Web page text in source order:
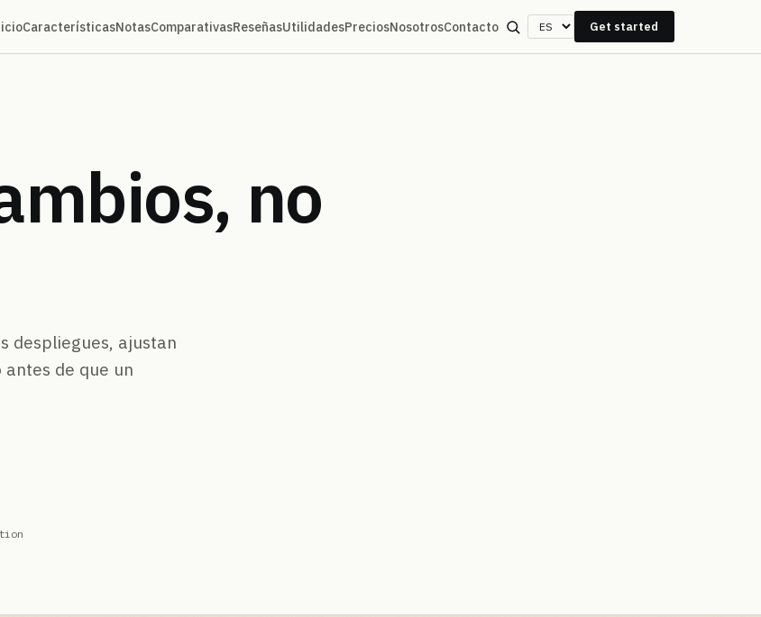
CaracterísticasNotasComparativasReseñasUtilidadesPreciosNosotrosContacto Get started
no
despliegues, ajustan
de que un